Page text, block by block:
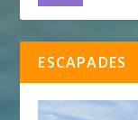
ESCAPADES